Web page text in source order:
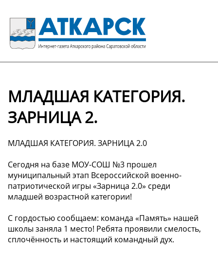
МЛАДШАЯ КАТЕГОРИЯ.
ЗАРНИЦА 2.
МЛАДШАЯ КАТЕГОРИЯ. ЗАРНИЦА 2.0
Сегодня на базе МОУ-СОШ №3 прошел
муниципальный этап Всероссийской военно-
патриотической игры «Зарница 2.0» среди
младшей возрастной категории!
С гордостью сообщаем: команда «Память» нашей
школы заняла 1 место! Ребята проявили смелость,
сплочённость и настоящий командный дух.